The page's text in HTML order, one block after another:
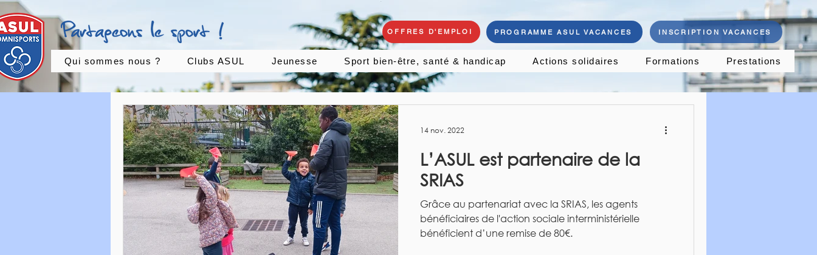
OFFRES D'EMPLOI PROGRAMME ASUL VACANCES INSCRIPTION VACANCES
Qui sommes nous ? Clubs ASUL Jeunesse Sport bien-être, santé & handicap Actions solidaires Formations Prestations
L’ASUL est partenaire de la
SRIAS
Grâce au partenariat avec la SRIAS, les agents
bénéficiaires de l'action sociale interministérielle
bénéficient d’une remise de 80€.
14 nov. 2022